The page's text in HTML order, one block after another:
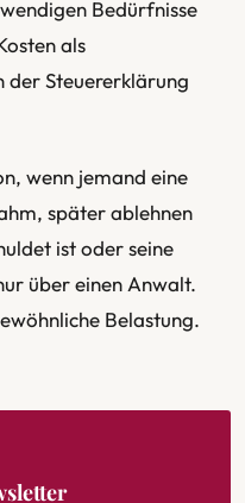
Bedürfnisse
als
der Steuererklärung
wenn jemand eine
später ablehnen
ist oder seine
über einen Anwalt.
Belastung.